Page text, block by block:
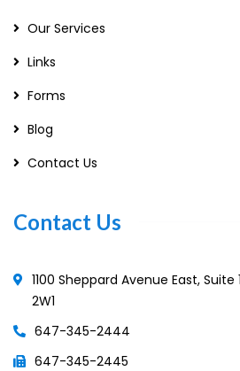
Our Services
Links
Forms
Blog
Contact Us
Contact Us
1100 Sheppard Avenue East, Suite
2W1
647-345-2444
647-345-2445